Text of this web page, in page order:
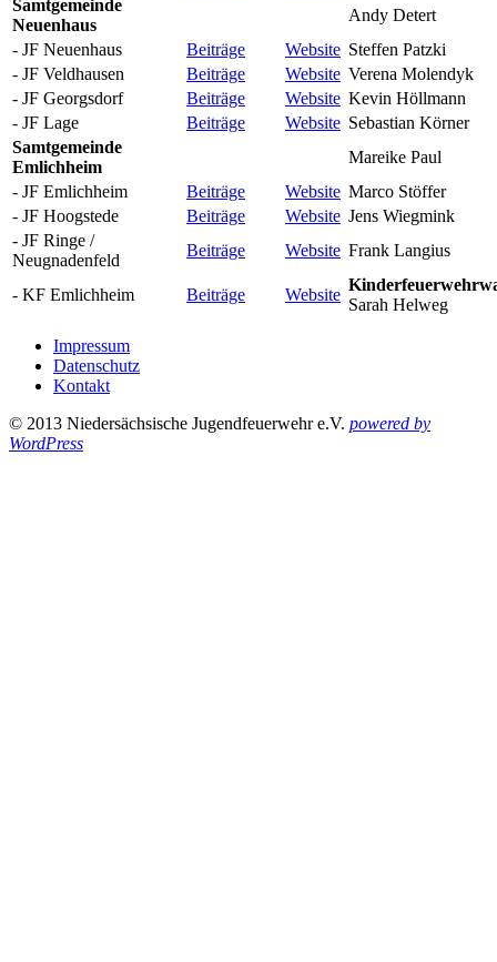
Samtgemeinde
Neuenhaus
Andy Detert
- JF Neuenhaus
Beiträge Website Steffen Patzki
- JF Veldhausen
Beiträge Website Verena Molendyk
- JF Georgsdorf
Beiträge Website Kevin Höllmann
- JF Lage
Beiträge Website Sebastian Körner
Samtgemeinde
Emlichheim
Mareike Paul
- JF Emlichheim
Beiträge Website Marco Stöffer
- JF Hoogstede
Beiträge Website Jens Wiegmink
- JF Ringe /
Neugnadenfeld
Beiträge Website Frank Langius
- KF Emlichheim Beiträge Website
Sarah Helweg
Impressum
Datenschutz
Kontakt
© 2013 Niedersächsische Jugendfeuerwehr e.V. powered by
WordPress